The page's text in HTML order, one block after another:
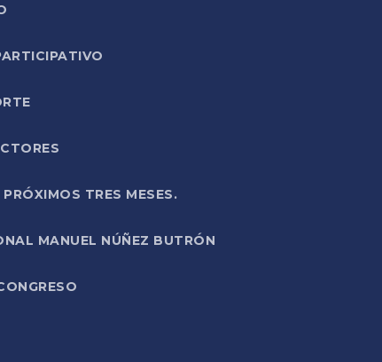
TRES MESES.
MANUEL NÚÑEZ BUTRÓN